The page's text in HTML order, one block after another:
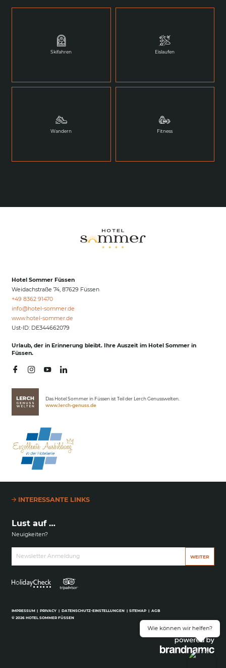
Skifahren Eislaufen
Wandern Fitness
Hotel Sommer Füssen
Weidachstraße 74, 87629 Füssen
+49 8362 91470
info@hotel-sommer.de
www.hotel-sommer.de
Ust-ID: DE344662079
Urlaub, der in Erinnerung bleibt. Ihre Auszeit im Hotel Sommer in
Füssen.
Das Hotel Sommer in Füssen ist Teil der Lerch Genusswelten.
www.lerch-genuss.de
INTERESSANTE LINKS
Lust auf …
Neuigkeiten?
Newsletter Anmeldung WEITER
IMPRESSUM | PRIVACY | DATENSCHUTZ-EINSTELLUNGEN | SITEMAP | AGB
© 2026 HOTEL SOMMER FÜSSEN
Wie können wir helfen?